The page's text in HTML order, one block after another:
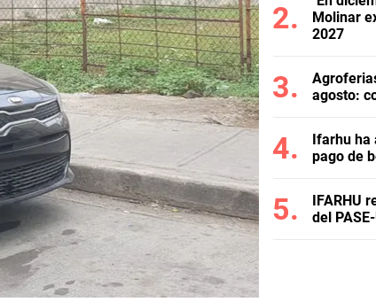
Molinar
2027
agosto:
Ifarhu ha
pago de
IFARHU
del